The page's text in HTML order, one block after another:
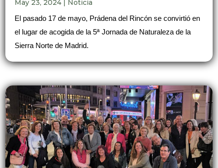
May 23, 2024 Noticia
El pasado 17 de mayo, Prádena del Rincón se convirtió en
el lugar de acogida de la 5ª Jornada de Naturaleza de la
Sierra Norte de Madrid.